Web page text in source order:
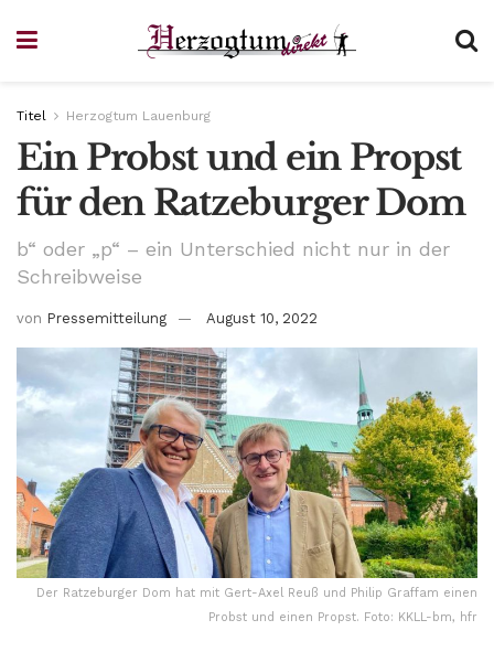
Titel Herzogtum Lauenburg
Ein Probst und ein Propst
für den Ratzeburger Dom
b“ oder „p“ – ein Unterschied nicht nur in der
Schreibweise
von Pressemitteilung August 10, 2022
Der Ratzeburger Dom hat mit Gert-Axel Reuß und Philip Graffam einen
Probst und einen Propst. Foto: KKLL-bm, hfr